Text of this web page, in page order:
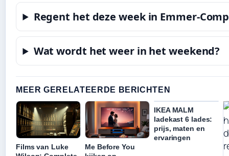
Regent het deze week in Emmer-
Wat wordt het weer in het weekend?
MEER GERELATEERDE BERICHTEN
Films van Luke
Me Before You
IKEA MALM
ladekast 6 lades:
prijs, maten en
ervaringen